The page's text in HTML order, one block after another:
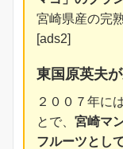
宮崎県産の完
[ads2]
東国原英夫
２００７年に
とで、 宮崎マ
フルーツとし